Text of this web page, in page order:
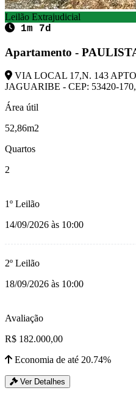
Leilão Extrajudicial
1m 7d
Apartamento -
VIA LOCAL 17,N. 143
JAGUARIBE - CEP: 53420-
Área útil
52,86m2
Quartos
2
1º Leilão
14/09/2026 às 10:00
2º Leilão
18/09/2026 às 10:00
Avaliação
R$ 182.000,00
Economia de até 20.74%
Ver Detalhes